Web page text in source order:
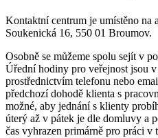
Kontaktní centrum je umístěno na
Soukenická 16, 550 01 Broumov.
Osobně se můžeme spolu sejít v
Úřední hodiny pro veřejnost jsou
prostřednictvím telefonu nebo
předchozí dohodě klienta s
možné, aby jednání s klienty
úterý až v pátek je dle domluvy a
čas vyhrazen primárně pro práci v